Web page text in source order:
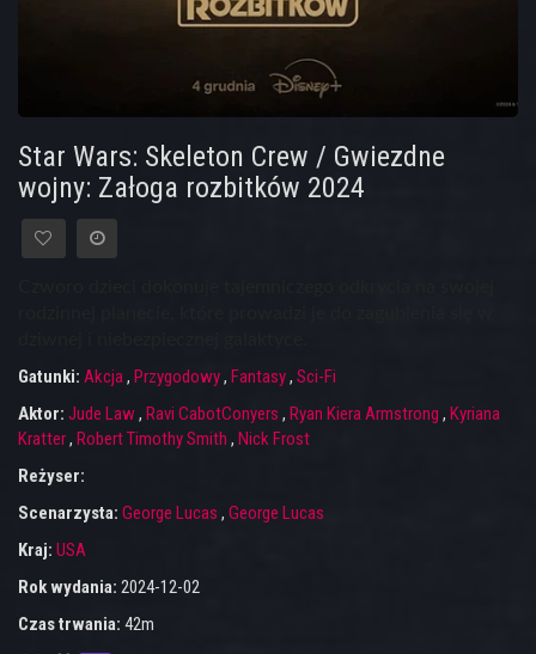
Star Wars: Skeleton Crew / Gwiezdne
wojny: Załoga rozbitków 2024
Gatunki: Akcja, Przygodowy, Fantasy, Sci-Fi
Aktor: Jude Law, Ravi CabotConyers , Ryan Kiera Armstrong , Kyriana
Kratter, Robert Timothy Smith , Nick Frost
Reżyser:
Scenarzysta: George Lucas , George Lucas
Kraj: USA
Rok wydania: 2024-12-02
Czas trwania: 42m